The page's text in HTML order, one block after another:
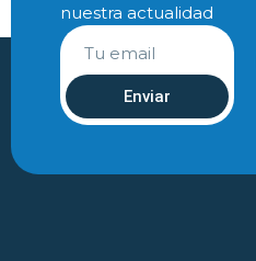
nuestra actualidad
Enviar